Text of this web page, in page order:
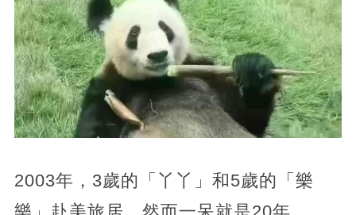
2003年，3歲的「丫丫」和5歲的「樂